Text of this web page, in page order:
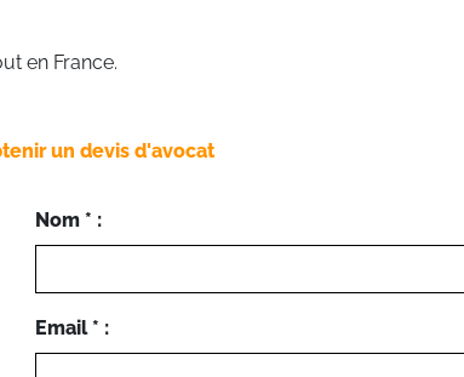
en France.
un devis d'avocat
Nom * :
Email * :